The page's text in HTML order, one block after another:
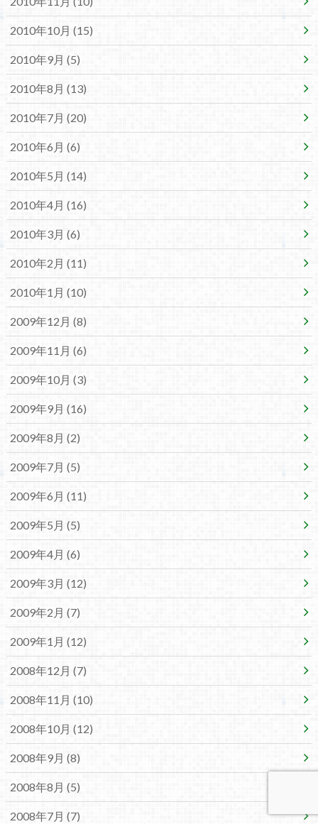
2010年10月 (15)
2010年9月 (5)
2010年8月 (13)
2010年7月 (20)
2010年6月 (6)
2010年5月 (14)
2010年4月 (16)
2010年3月 (6)
2010年2月 (11)
2010年1月 (10)
2009年12月 (8)
2009年11月 (6)
2009年10月 (3)
2009年9月 (16)
2009年8月 (2)
2009年7月 (5)
2009年6月 (11)
2009年5月 (5)
2009年4月 (6)
2009年3月 (12)
2009年2月 (7)
2009年1月 (12)
2008年12月 (7)
2008年11月 (10)
2008年10月 (12)
2008年9月 (8)
2008年8月 (5)
2008年7月 (7)